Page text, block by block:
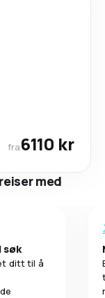
fra6110 kr
med
søk
ditt til å